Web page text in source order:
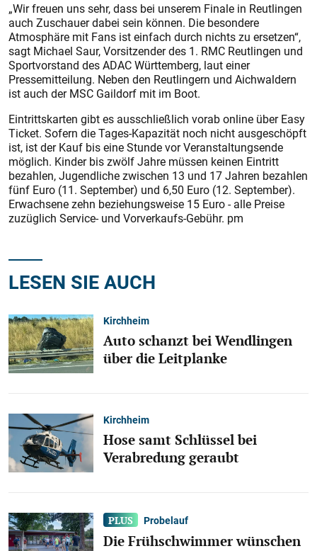
„Wir freuen uns sehr, dass bei unserem Finale in Reutlingen
auch Zuschauer dabei sein können. Die besondere
Atmosphäre mit Fans ist einfach durch nichts zu ersetzen“,
sagt Michael Saur, Vorsitzender des 1. RMC Reutlingen und
Sportvorstand des ADAC Würt­temberg, laut einer
Pressemitteilung. Neben den Reutlingern und Aichwaldern
ist auch der MSC Gaildorf mit im Boot.
Eintrittskarten gibt es ausschließlich vorab online über Easy
Ticket. Sofern die Tages-Kapazität noch nicht ausgeschöpft
ist, ist der Kauf bis eine Stunde vor Veranstaltungsende
möglich. Kinder bis zwölf Jahre müssen keinen Eintritt
bezahlen, Jugendliche zwischen 13 und 17 Jahren bezahlen
fünf Euro (11. September) und 6,50 Euro (12. September).
Erwachsene zehn beziehungsweise 15 Euro - alle Preise
zuzüglich Service- und Vorverkaufs-Gebühr. pm
LESEN SIE AUCH
Kirchheim
Auto schanzt bei Wendlingen
über die Leitplanke
Kirchheim
Hose samt Schlüssel bei
Verabredung geraubt
Probelauf
Die Frühschwimmer wünschen